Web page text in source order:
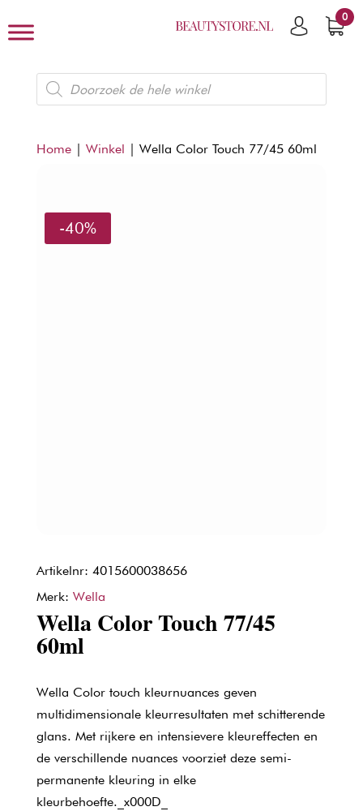
0
Producten
zoeken
Home| Winkel | Wella Color Touch 77/45 60ml
-40%
Artikelnr: 4015600038656
Merk: Wella
Wella Color Touch 77/45
60ml
Wella Color touch kleurnuances geven
multidimensionale kleurresultaten met schitterende
glans. Met rijkere en intensievere kleureffecten en
de verschillende nuances voorziet deze semi-
permanente kleuring in elke
kleurbehoefte._x000D_